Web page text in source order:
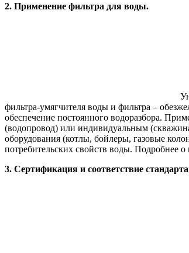
2. Применение фильтра для воды.
фильтра-умягчителя воды и фильтра –
обеспечение постоянного водоразбора.
(водопровод) или индивидуальным
оборудования (котлы, бойлеры, газовые
потребительских свойств воды. Подробнее
3. Сертификация и соответствие